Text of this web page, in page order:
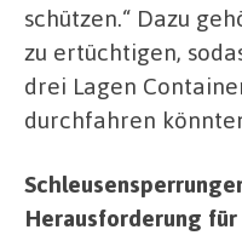
schützen.“ Dazu
zu ertüchtigen,
drei Lagen
durchfahren
Herausforderung